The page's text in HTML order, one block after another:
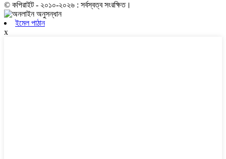
© কপিরাইট - ২০১০-২০২৬ : সর্বস্বত্ব সংরক্ষিত।
ইমেল পাঠান
x